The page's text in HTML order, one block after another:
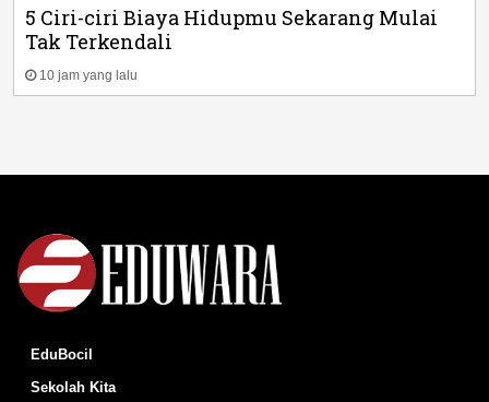
5 Ciri-ciri Biaya Hidupmu Sekarang Mulai
Tak Terkendali
10 jam yang lalu
EduBocil
Sekolah Kita